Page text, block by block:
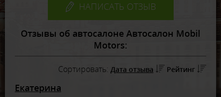
НАПИСАТЬ ОТЗЫВ
Отзывы об автосалоне Автосалон Mobil
Motors:
Сортировать: Дата отзыва Рейтинг
Екатерина